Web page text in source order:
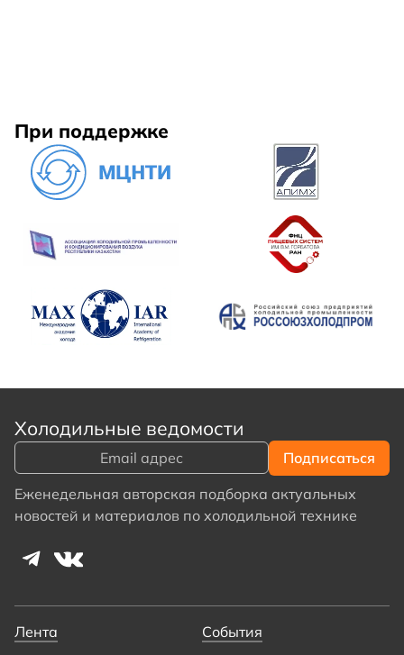
При поддержке
Холодильные ведомости
Еженедельная авторская подборка актуальных
новостей и материалов по холодильной технике
Лента События